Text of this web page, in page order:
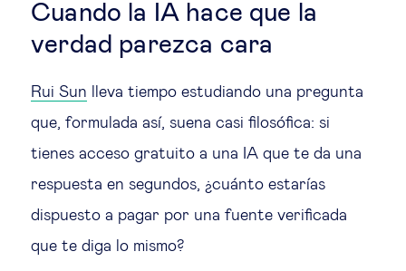
Cuando la IA hace que la
verdad parezca cara
Rui Sun lleva tiempo estudiando una pregunta
que, formulada así, suena casi filosófica: si
tienes acceso gratuito a una IA que te da una
respuesta en segundos, ¿cuánto estarías
dispuesto a pagar por una fuente verificada
que te diga lo mismo?